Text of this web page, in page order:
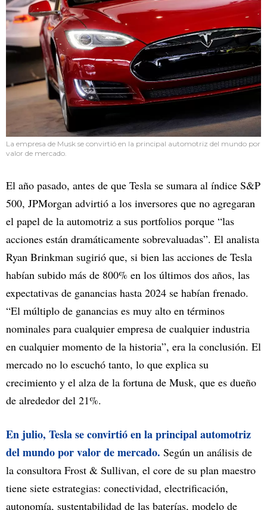
La empresa de Musk se convirtió en la principal automotriz del mundo por
valor de mercado.
El año pasado, antes de que Tesla se sumara al índice S&P
500, JPMorgan advirtió a los inversores que no agregaran
el papel de la automotriz a sus portfolios porque “las
acciones están dramáticamente sobrevaluadas”. El analista
Ryan Brinkman sugirió que, si bien las acciones de Tesla
habían subido más de 800% en los últimos dos años, las
expectativas de ganancias hasta 2024 se habían frenado.
“El múltiplo de ganancias es muy alto en términos
nominales para cualquier empresa de cualquier industria
en cualquier momento de la historia”, era la conclusión. El
mercado no lo escuchó tanto, lo que explica su
crecimiento y el alza de la fortuna de Musk, que es dueño
de alrededor del 21%.
En julio, Tesla se convirtió en la principal automotriz
del mundo por valor de mercado. Según un análisis de
la consultora Frost & Sullivan, el core de su plan maestro
tiene siete estrategias: conectividad, electrificación,
autonomía, sustentabilidad de las baterías, modelo de